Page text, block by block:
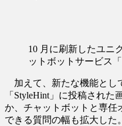
10 月に刷新したユニ
ットボットサービス「
加えて、新たな機能とし
「StyleHint」に投稿され
か、チャットボットと専任
できる質問の幅も拡大した。